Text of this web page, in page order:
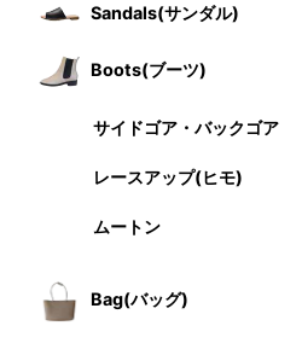
Sandals(サンダル)
Boots(ブーツ)
サイドゴア・バックゴア
レースアップ(ヒモ)
ムートン
Bag(バッグ)